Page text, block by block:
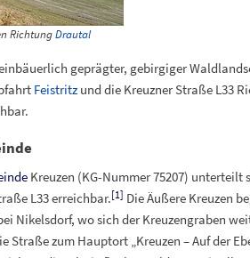
RichtungDrautal
geprägter, gebirgiger
Feistritzund die Kreuzner Straße L33
Kreuzen (KG-Nummer 75207) unterteilt
L33 erreichbar.[1] Die Äußere Kreuzen
Nikelsdorf, wo sich der Kreuzengraben
Straße zum Hauptort „Kreuzen – Auf der